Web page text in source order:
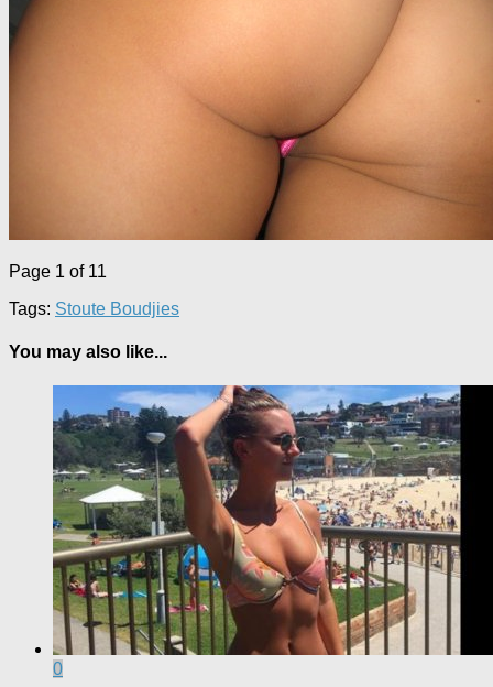
Page 1 of 11
Tags: Stoute Boudjies
You may also like...
0